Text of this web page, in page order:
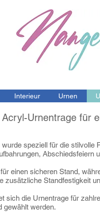
Interieur Urnen
Acryl-Urnentrage für
speziell für die
einen sicheren Stand,
zusätzliche Standfestigkeit
sich die Urnentrage für
gewählt werden.